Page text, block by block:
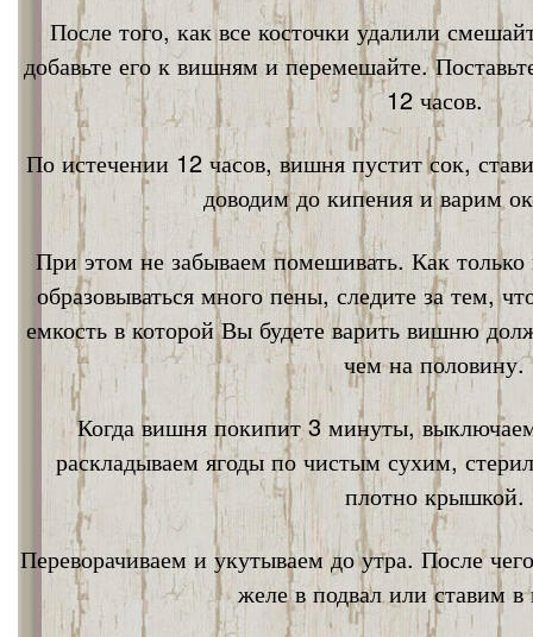
После того, как все косточки удалили
добавьте его к вишням и перемешайте.
12 часов.
По истечении 12 часов, вишня пустит сок,
доводим до кипения и варим
При этом не забываем помешивать. Как
образовываться много пены, следите за тем,
емкость в которой Вы будете варить вишню
чем на половину.
Когда вишня покипит 3 минуты,
раскладываем ягоды по чистым сухим,
плотно крышкой.
Переворачиваем и укутываем до утра. После
желе в подвал или ставим в